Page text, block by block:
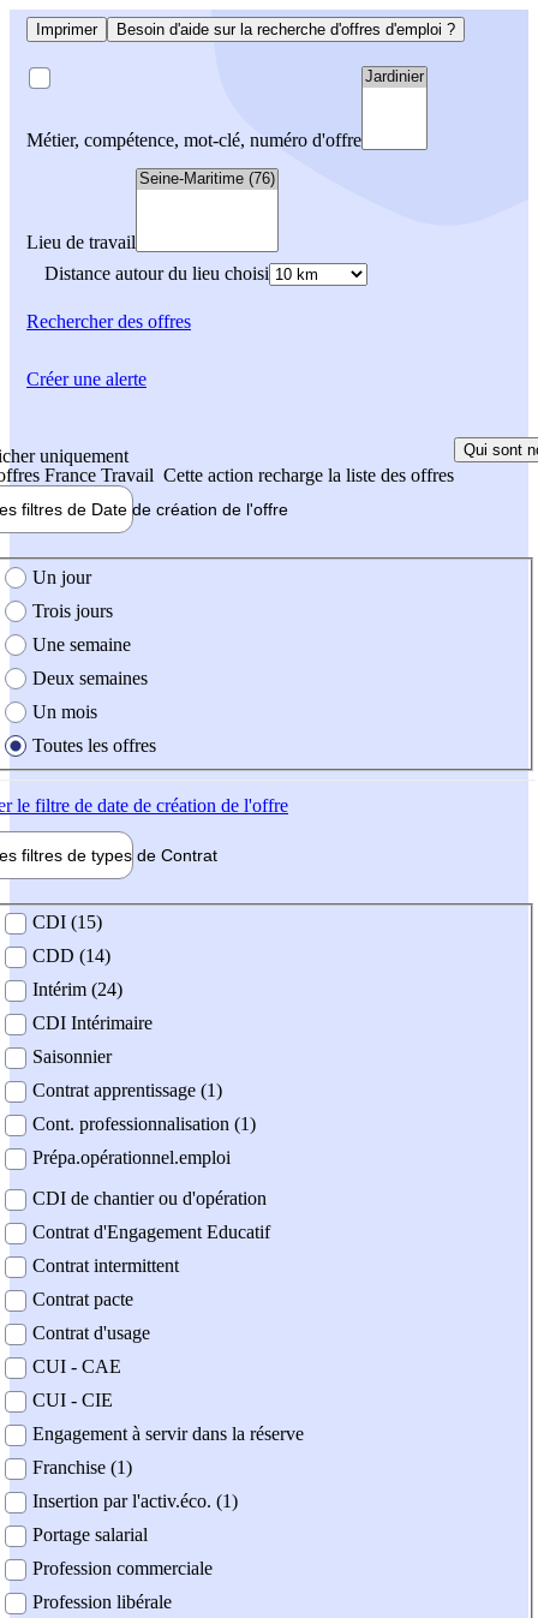
Imprimer Besoin d'aide sur la recherche d'offres d'emploi ?
Métier, compétence, mot-clé, numéro d'offre
Lieu de travail
Distance autour du lieu choisi
Rechercherdes offres
uniquement
France Travail Cette action recharge la liste des offres
Qui sont
filtres de Date de création de l'offre
création de l'offre
Un jour
Trois jours
Une semaine
Deux semaines
Un mois
Toutes les offres
le filtre de date de création de l'offre
filtres de types de Contrat
contrat
CDI (15)
CDD (14)
Intérim (24)
CDI Intérimaire
Saisonnier
Contrat apprentissage (1)
Cont. professionnalisation (1)
Prépa.opérationnel.emploi
CDI de chantier ou d'opération
Contrat d'Engagement Educatif
Contrat intermittent
Contrat pacte
Contrat d'usage
CUI - CAE
CUI - CIE
Engagement à servir dans la réserve
Franchise (1)
Insertion par l'activ.éco. (1)
Portage salarial
Profession commerciale
Profession libérale
Créer une alerte